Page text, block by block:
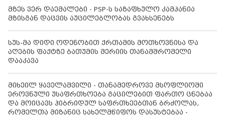
მზეს ვერ დაემალები - PSP-ს საზაფხულო კამპანია
მზისგან დაცვის აუცილებლობას გვახსენებს
სუს-მა დიდი ოდენობით ქრთამის მოთხოვნისა და
აღების ფაქტზე ბათუმის მერიის თანამშრომელი
დააკავა
მიხეილ ყაველაშვილი - თანამედროვე მსოფლიოში
ეროვნული უსაფრთხოება გაცილებით ფართო ცნებაა
და მოიცავს ჰიბრიდულ საფრთხეებთან ბრძოლას,
რომელთა მიზანიც სახელმწიფოს დასუსტებაა -